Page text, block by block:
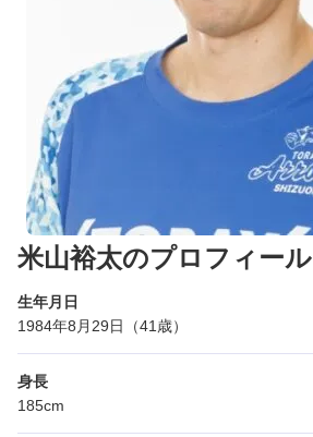
米山裕太のプロフィール
生年月日
1984年8月29日（41歳）
身長
185cm